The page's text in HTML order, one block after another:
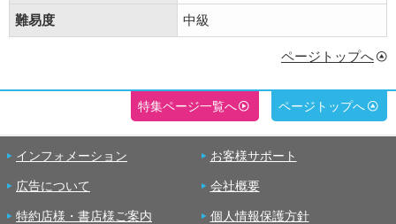
難易度 中級
ページトップへ
特集ページ一覧へ ページトップへ
インフォメーション お客様サポート
広告について 会社概要
特約店様・書店様ご案内 個人情報保護方針